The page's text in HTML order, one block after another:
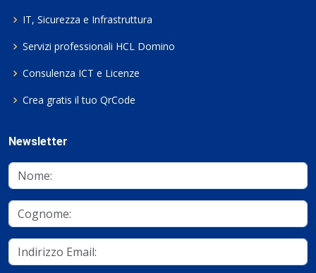
IT, Sicurezza e Infrastruttura
Servizi professionali HCL Domino
Consulenza ICT e Licenze
Crea gratis il tuo QrCode
Newsletter